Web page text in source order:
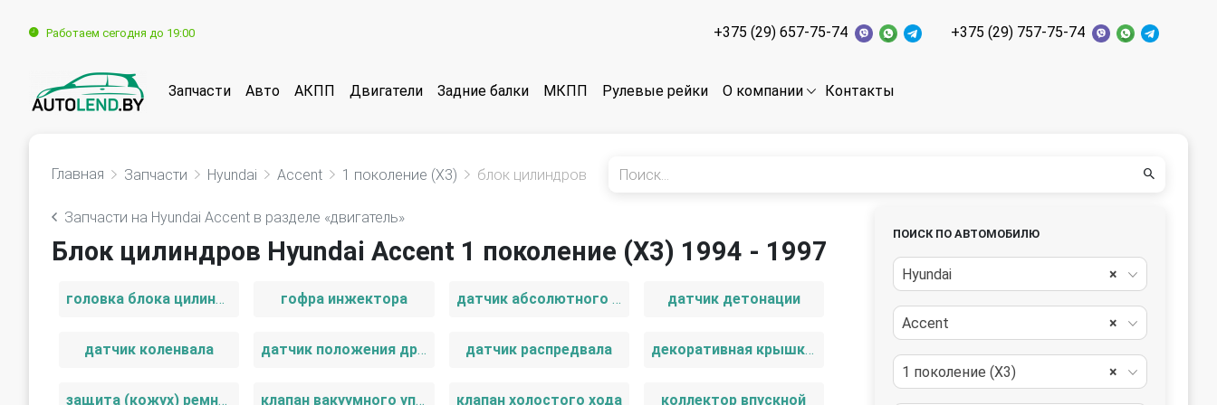
Работаем сегодня до 19:00 +375 (29) 657-75-74 +375 (29) 757-75-74
Запчасти Авто АКПП Двигатели Задние балки МКПП Рулевые рейки О компании Контакты
Главная Запчасти Hyundai Accent 1 поколение (X3) блок цилиндров
Запчасти на Hyundai Accent в разделе «двигатель»
Блок цилиндров Hyundai Accent 1 поколение (X3) 1994 - 1997
головка блока цилиндров гофра инжектора датчик абсолютного давления датчик детонации
датчик коленвала датчик положения дроссельной заслонки датчик распредвала декоративная крышка двигателя
защита (кожух) ремня ГРМ клапан вакуумного управления клапан холостого хода коллектор впускной
ПОИСК ПО АВТОМОБИЛЮ
×
Hyundai
×
Accent
×
1 поколение (X3)